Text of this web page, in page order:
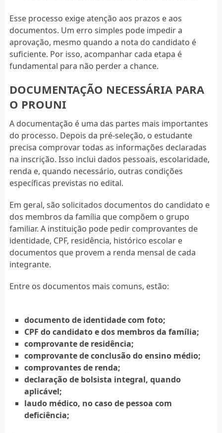
Esse processo exige atenção aos prazos e aos
documentos. Um erro simples pode impedir a
aprovação, mesmo quando a nota do candidato é
suficiente. Por isso, acompanhar cada etapa é
fundamental para não perder a chance.
DOCUMENTAÇÃO NECESSÁRIA PARA
O PROUNI
A documentação é uma das partes mais importantes
do processo. Depois da pré-seleção, o estudante
precisa comprovar todas as informações declaradas
na inscrição. Isso inclui dados pessoais, escolaridade,
renda e, quando necessário, outras condições
específicas previstas no edital.
Em geral, são solicitados documentos do candidato e
dos membros da família que compõem o grupo
familiar. A instituição pode pedir comprovantes de
identidade, CPF, residência, histórico escolar e
documentos que provem a renda mensal de cada
integrante.
Entre os documentos mais comuns, estão:
documento de identidade com foto;
CPF do candidato e dos membros da família;
comprovante de residência;
comprovante de conclusão do ensino médio;
comprovantes de renda;
declaração de bolsista integral, quando
aplicável;
laudo médico, no caso de pessoa com
deficiência;